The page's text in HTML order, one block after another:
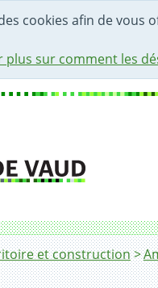
cookies afin de
plus sur comment les
DE LA PAGE
DE RECHERCHE
DE CONTACT
et construction
Gare